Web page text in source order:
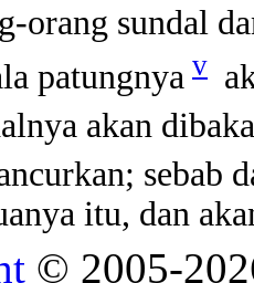
orang sundal
patungnya v
akan
sebab
itu, dan
© 2005-